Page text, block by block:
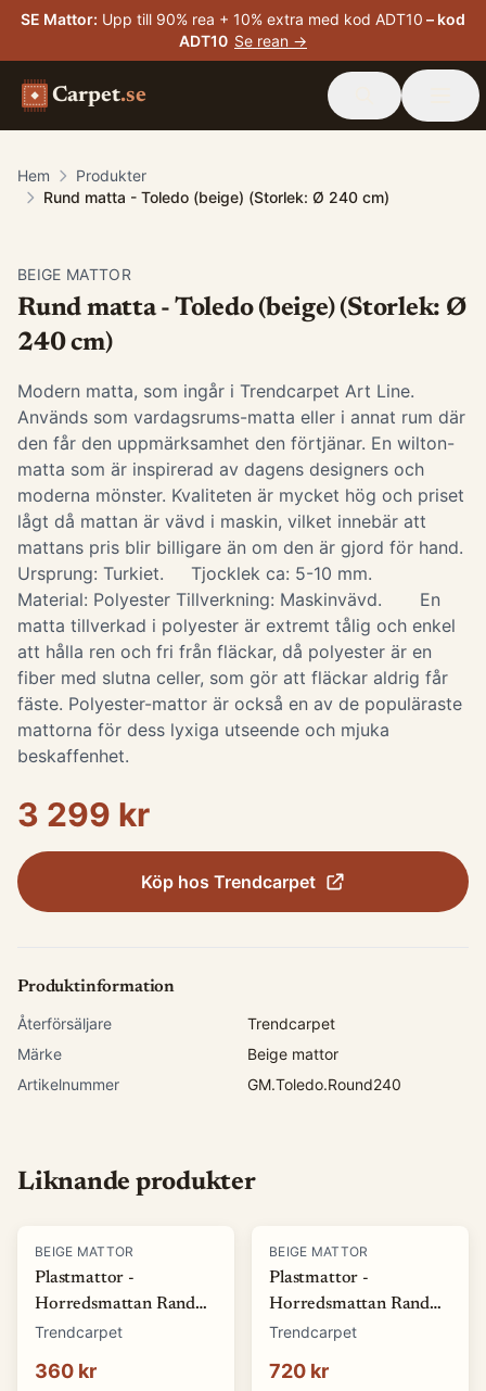
SE Mattor: Upp till 90% rea + 10% extra med kod ADT10 – kod
ADT10 Se rean →
Carpet.se
Hem
Produkter
Rund matta - Toledo (beige) (Storlek: Ø 240 cm)
BEIGE MATTOR
Rund matta - Toledo (beige) (Storlek: Ø
240 cm)
Modern matta, som ingår i Trendcarpet Art Line.
Används som vardagsrums-matta eller i annat rum där
den får den uppmärksamhet den förtjänar. En wilton-
matta som är inspirerad av dagens designers och
moderna mönster. Kvaliteten är mycket hög och priset
lågt då mattan är vävd i maskin, vilket innebär att
mattans pris blir billigare än om den är gjord för hand.
Ursprung: Turkiet. Tjocklek ca: 5-10 mm.
Material: Polyester Tillverkning: Maskinvävd. En
matta tillverkad i polyester är extremt tålig och enkel
att hålla ren och fri från fläckar, då polyester är en
fiber med slutna celler, som gör att fläckar aldrig får
fäste. Polyester-mattor är också en av de populäraste
mattorna för dess lyxiga utseende och mjuka
beskaffenhet.
3 299 kr
Köp hos Trendcarpet
Produktinformation
Återförsäljare
Trendcarpet
Märke
Beige mattor
Artikelnummer
GM.Toledo.Round240
Liknande produkter
BEIGE MATTOR
Plastmattor -
Horredsmattan Rand
(sand) (Storlek: 70 x 50
Trendcarpet
360 kr
BEIGE MATTOR
Plastmattor -
Horredsmattan Rand
(sand) (Storlek: 70 x 100
Trendcarpet
720 kr